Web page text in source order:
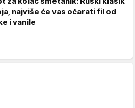
najviše će vas očarati fil od
i vanile